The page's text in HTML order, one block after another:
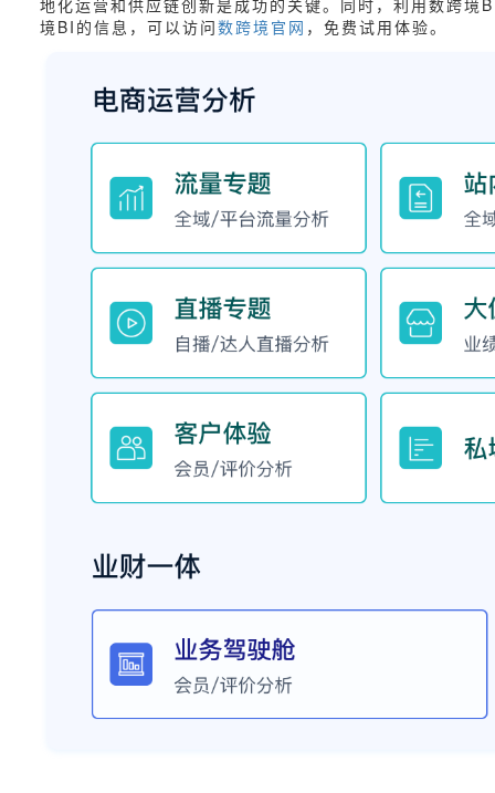
境BI的信息，可以访问数跨境官网 ，免费试用体验。